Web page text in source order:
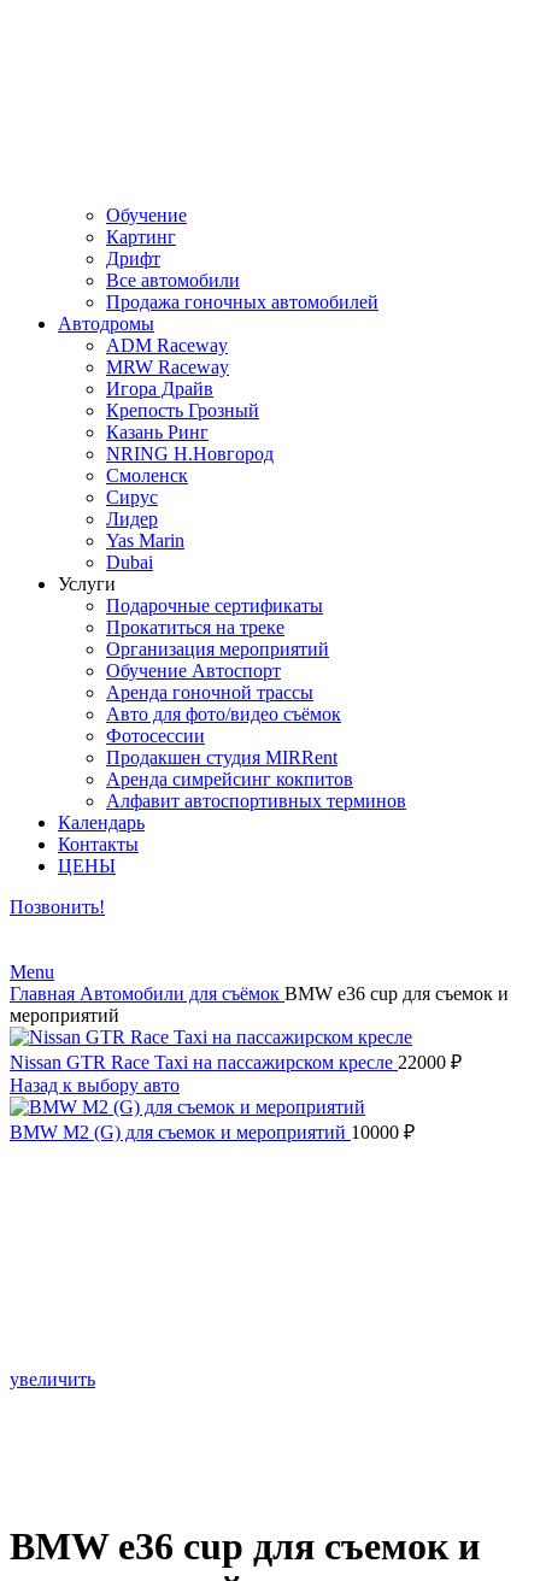
Обучение
Картинг
Дрифт
Все автомобили
Продажа гоночных автомобилей
Автодромы
ADM Raceway
MRW Raceway
Игора Драйв
Крепость Грозный
Казань Ринг
NRING Н.Новгород
Смоленск
Сирус
Лидер
Yas Marin
Dubai
Услуги
Подарочные сертификаты
Прокатиться на треке
Организация мероприятий
Обучение Автоспорт
Аренда гоночной трассы
Авто для фото/видео съёмок
Фотосессии
Продакшен студия MIRRent
Аренда симрейсинг кокпитов
Алфавит автоспортивных терминов
Календарь
Контакты
ЦЕНЫ
Позвонить!
Menu
Главная Автомобили для съёмок BMW e36 cup для съемок и
мероприятий
Nissan GTR Race Taxi на пассажирском кресле 22000 ₽
Назад к выбору авто
BMW M2 (G) для съемок и мероприятий 10000 ₽
увеличить
BMW e36 cup для съемок и